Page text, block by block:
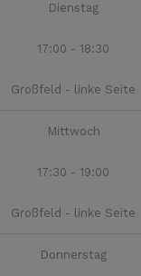
Dienstag
17:00 - 18:30
Großfeld - linke Seite
Mittwoch
17:30 - 19:00
Großfeld - linke Seite
Donnerstag